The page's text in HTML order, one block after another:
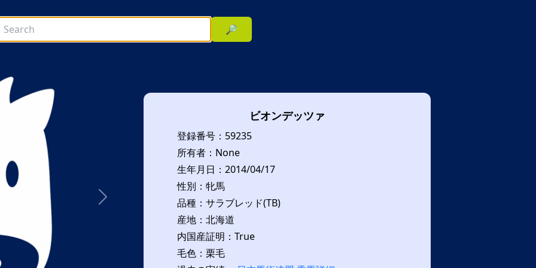
🔎
次へ
ビオンデッツァ
登録番号：59235
所有者：None
生年月日：2014/04/17
性別：牝馬
品種：サラブレッド(TB)
産地：北海道
内国産証明：True
毛色：栗毛